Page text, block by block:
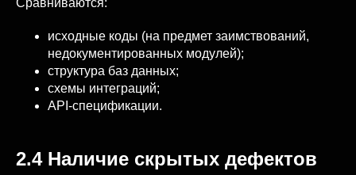
исходные коды (на предмет заимствований,
недокументированных модулей);
структура баз данных;
схемы интеграций;
API-спецификации.
2.4 Наличие скрытых дефектов